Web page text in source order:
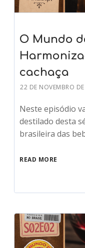
O Mundo
cachaça
22 DE NOVEMBRO
Neste episódio
destilado desta
brasileira das
READ MORE